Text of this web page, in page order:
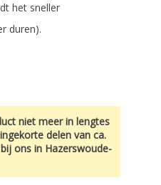
het sneller
duren).
niet meer in lengtes
delen van ca.
ons in Hazerswoude-